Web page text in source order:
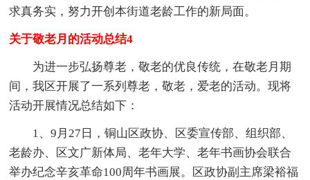
求真务实，努力开创本街道老龄工作的新局面。
关于敬老月的活动总结4
为进一步弘扬尊老，敬老的优良传统，在敬老月期
间，我区开展了一系列尊老，敬老，爱老的活动。现将
活动开展情况总结如下：
1、9月27日，铜山区政协、区委宣传部、组织部、
老龄办、区文广新体局、老年大学、老年书画协会联合
举办纪念辛亥革命100周年书画展。区政协副主席梁裕福